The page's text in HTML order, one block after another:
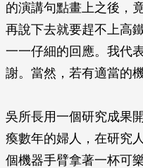
的演講句點畫上之後，
再說下去就要趕不上高
一一仔細的回應。我代
謝。當然，若有適當的
吳所長用一個研究成果
瘓數年的婦人，在研究
個機器手臂拿著一杯可